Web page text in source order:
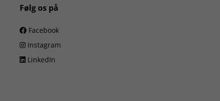
Følg os på
Facebook
Instagram
LinkedIn